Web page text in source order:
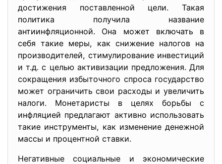
достижения поставленной цели. Такая
политика получила название
антиинфляционной. Она может включать в
себя такие меры, как снижение налогов на
производителей, стимулирование инвестиций
и т.д. с целью активизации предложения. Для
сокращения избыточного спроса государство
может ограничить свои расходы и увеличить
налоги. Монетаристы в целях борьбы с
инфляцией предлагают активно использовать
такие инструменты, как изменение денежной
массы и процентной ставки.
Негативные социальные и экономические